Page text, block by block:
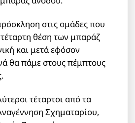
στις ομάδες που
θέση των μπαράζ
και μετά εφόσον
θα πάμε στους πέμπτους
τέταρτοι από τα
Σχηματαρίου,